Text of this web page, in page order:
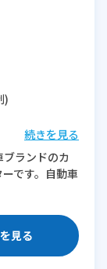
)
続きを見る
ランドのカ
です。自動車
見る